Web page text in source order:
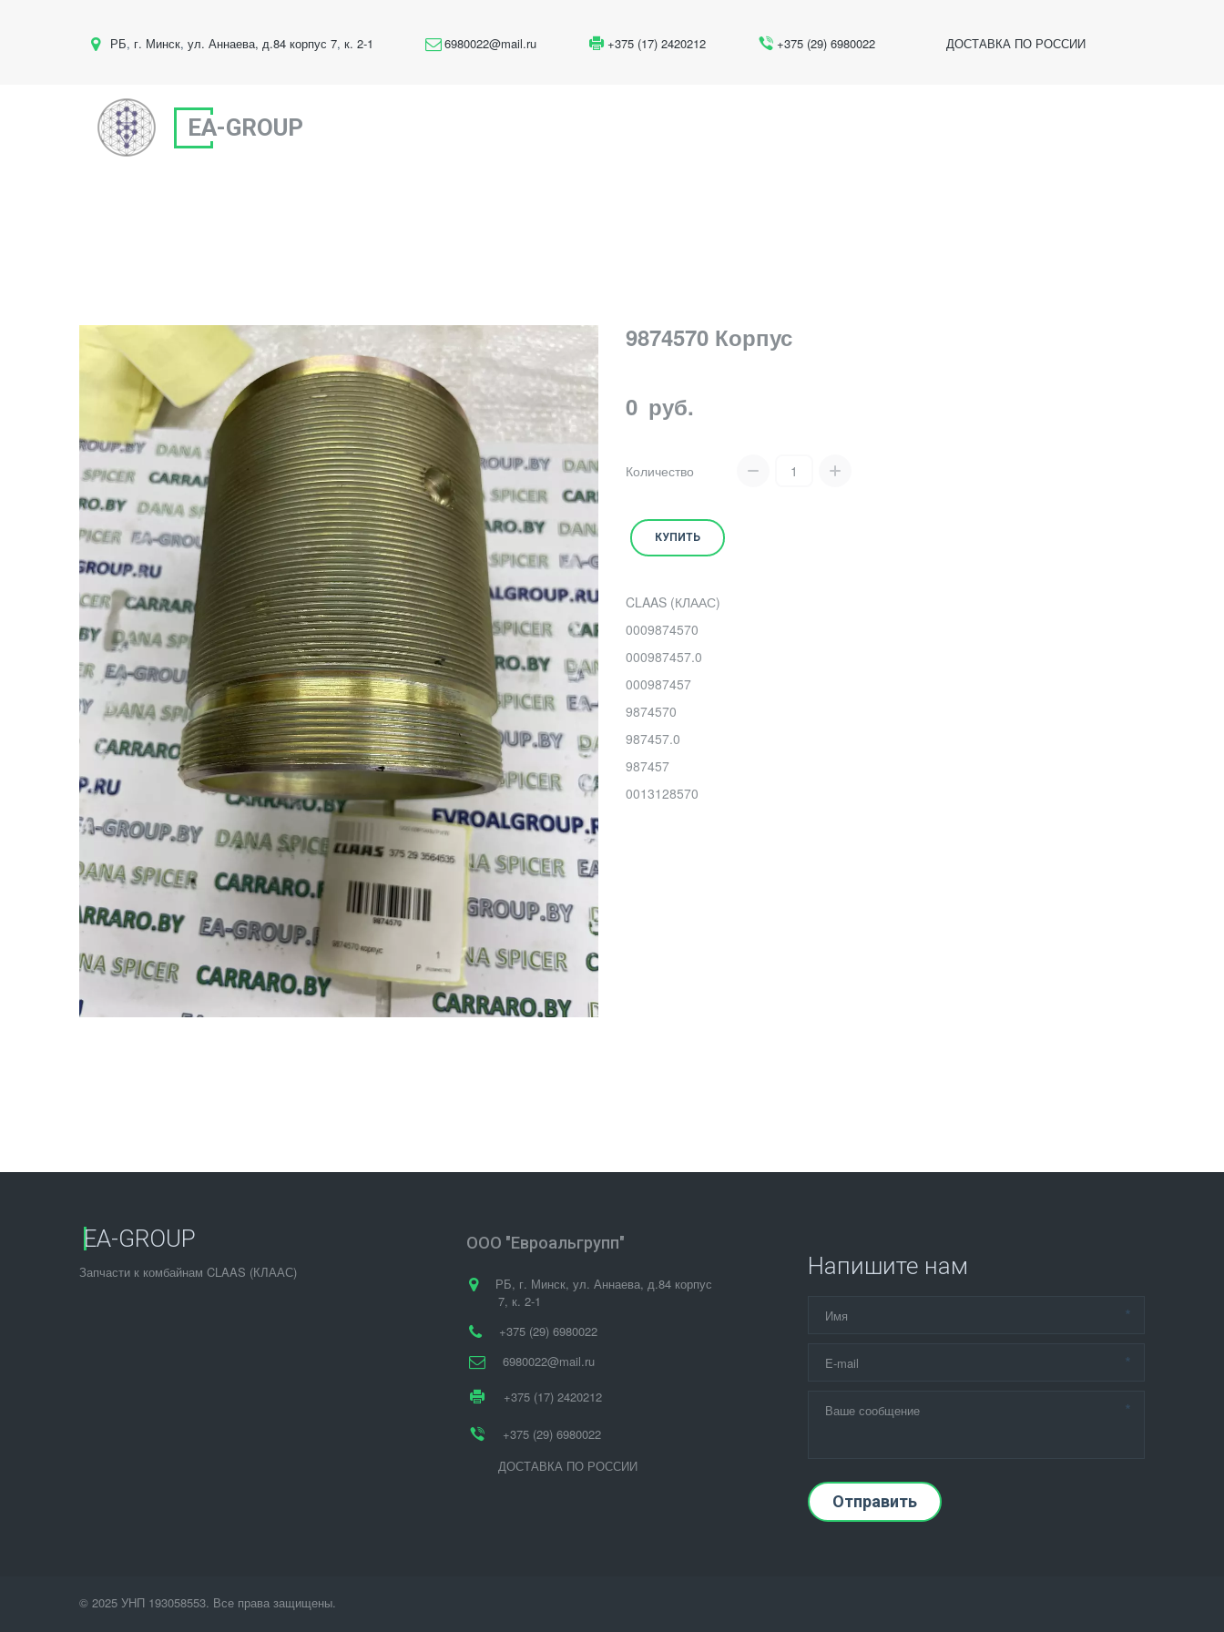
РБ, г. Минск, ул. Аннаева, д.84 корпус 7, к. 2-1 6980022@mail.ru +375 (17) 2420212 +375 (29) 6980022 ДОСТАВКА ПО РОССИИ
EA-GROUP
9874570 Корпус
0 руб.
Количество
КУПИТЬ
CLAAS (КЛААС)
0009874570
000987457.0
000987457
9874570
987457.0
987457
0013128570
EA-GROUP
Запчасти к комбайнам CLAAS (КЛААС)
ООО "Евроальгрупп"
РБ, г. Минск, ул. Аннаева, д.84 корпус
7, к. 2-1
+375 (29) 6980022
6980022@mail.ru
+375 (17) 2420212
+375 (29) 6980022
ДОСТАВКА ПО РОССИИ
Напишите нам
*
*
*
Отправить
© 2025 УНП 193058553. Все права защищены.